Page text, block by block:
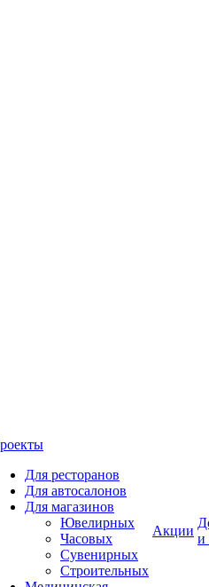
Для ресторанов
Для автосалонов
Для магазинов
Ювелирных
Часовых
Сувенирных
Строительных
Акции
и